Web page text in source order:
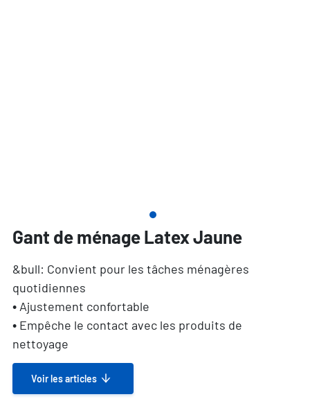
Gant de ménage Latex Jaune
&bull: Convient pour les tâches ménagères
quotidiennes
• Ajustement confortable
• Empêche le contact avec les produits de
nettoyage
Voir les articles